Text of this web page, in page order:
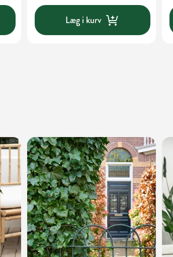
Læg i kurv